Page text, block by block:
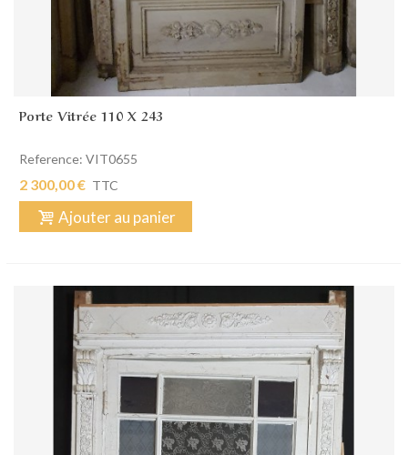
Porte Vitrée 110 X 243
Reference: VIT0655
2 300,00 € TTC
Ajouter au panier